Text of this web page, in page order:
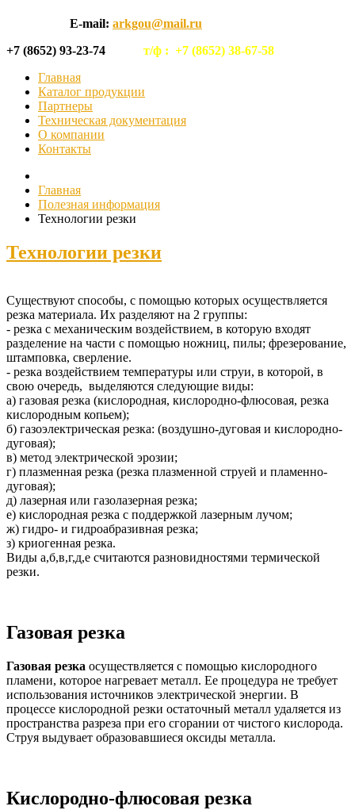
E-mail: arkgou@mail.ru
+7 (8652) 93-23-74 т/ф : +7 (8652) 38-67-58
Главная
Каталог продукции
Партнеры
Техническая документация
О компании
Контакты
Главная
Полезная информация
Технологии резки
Технологии резки
Существуют способы, с помощью которых осуществляется
резка материала. Их разделяют на 2 группы:
- резка с механическим воздействием, в которую входят
разделение на части с помощью ножниц, пилы; фрезерование,
штамповка, сверление.
- резка воздействием температуры или струи, в которой, в
свою очередь, выделяются следующие виды:
а) газовая резка (кислородная, кислородно-флюсовая, резка
кислородным копьем);
б) газоэлектрическая резка: (воздушно-дуговая и кислородно-
дуговая);
в) метод электрической эрозии;
г) плазменная резка (резка плазменной струей и пламенно-
дуговая);
д) лазерная или газолазерная резка;
е) кислородная резка с поддержкой лазерным лучом;
ж) гидро- и гидроабразивная резка;
з) криогенная резка.
Виды а,б,в,г,д,е считаются разновидностями термической
резки.
Газовая резка
Газовая резка осуществляется с помощью кислородного
пламени, которое нагревает металл. Ее процедура не требует
использования источников электрической энергии. В
процессе кислородной резки остаточный металл удаляется из
пространства разреза при его сгорании от чистого кислорода.
Струя выдувает образовавшиеся оксиды металла.
Кислородно-флюсовая резка